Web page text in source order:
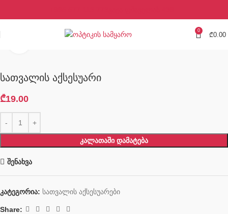
0
₾0.00
სათვალის აქსესუარი
₾19.00
ᲙᲐᲚᲐᲗᲐᲨᲘ ᲓᲐᲛᲐᲢᲔᲑᲐ
შენახვა
კატეგორია: სათვალის აქსესუარები
Share: